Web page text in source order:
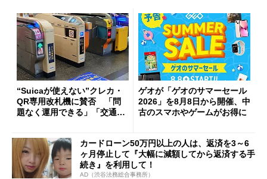
“Suicaが使えない”クレカ・
QR専用改札機に賛否 「問
題なく運用できる」「交通系I
ゲオが「ゲオのサマーセール
2026」を8月8日から開催、中
古のスマホやゲームがお得に
カードローン50万円以上の人は、返済を3～6
ヶ月停止して『大幅に減額してから返済する手
続き』を利用して！
AD（渋谷法務総合事務所）